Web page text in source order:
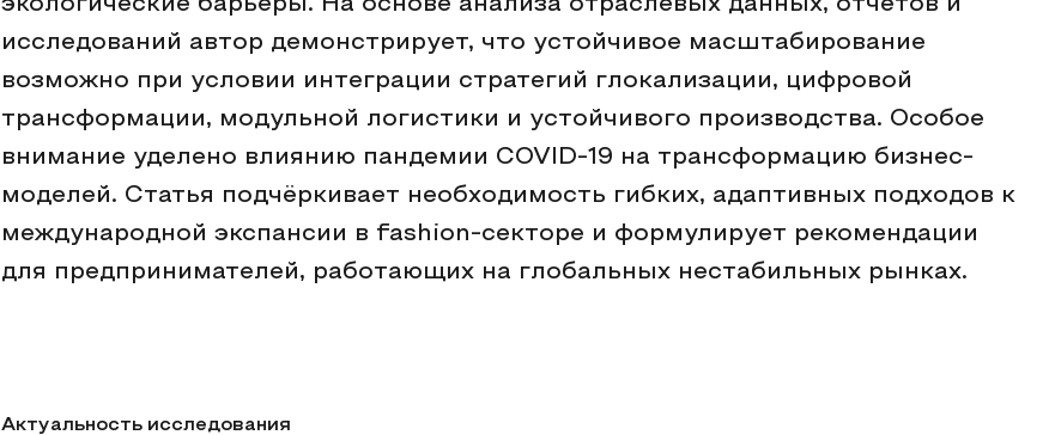
экологические барьеры. На основе анализа отраслевых данных, отчётов и
исследований автор демонстрирует, что устойчивое масштабирование
возможно при условии интеграции стратегий глокализации, цифровой
трансформации, модульной логистики и устойчивого производства. Особое
внимание уделено влиянию пандемии COVID-19 на трансформацию бизнес-
моделей. Статья подчёркивает необходимость гибких, адаптивных подходов к
международной экспансии в fashion-секторе и формулирует рекомендации
для предпринимателей, работающих на глобальных нестабильных рынках.
Актуальность исследования